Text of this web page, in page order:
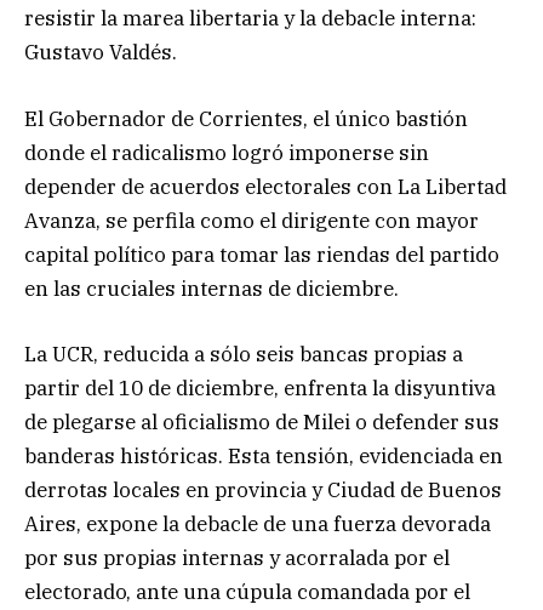
resistir la marea libertaria y la debacle interna:
Gustavo Valdés.
El Gobernador de Corrientes, el único bastión
donde el radicalismo logró imponerse sin
depender de acuerdos electorales con La Libertad
Avanza, se perfila como el dirigente con mayor
capital político para tomar las riendas del partido
en las cruciales internas de diciembre.
La UCR, reducida a sólo seis bancas propias a
partir del 10 de diciembre, enfrenta la disyuntiva
de plegarse al oficialismo de Milei o defender sus
banderas históricas. Esta tensión, evidenciada en
derrotas locales en provincia y Ciudad de Buenos
Aires, expone la debacle de una fuerza devorada
por sus propias internas y acorralada por el
electorado, ante una cúpula comandada por el